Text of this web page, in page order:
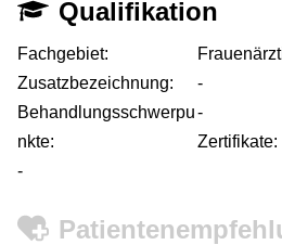
Qualifikation
Fachgebiet:
Zusatzbezeichnung:
-
Behandlungsschwerpu
nkte:
-
Zertifikate:
-